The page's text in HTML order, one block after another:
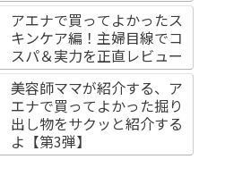
アエナで買ってよかったス
キンケア編！主婦目線でコ
スパ＆実力を正直レビュー
美容師ママが紹介する、ア
エナで買ってよかった掘り
出し物をサクッと紹介する
よ【第3弾】